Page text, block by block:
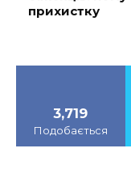
прихистку
3,719
Подобається